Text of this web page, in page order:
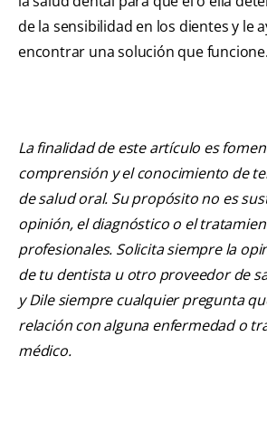
de la sensibilidad en los dientes y le
encontrar una solución que funcione.
La finalidad de este artículo es
comprensión y el conocimiento de
de salud oral. Su propósito no es
opinión, el diagnóstico o el
profesionales. Solicita siempre la
de tu dentista u otro proveedor de
y Dile siempre cualquier pregunta
relación con alguna enfermedad o
médico.